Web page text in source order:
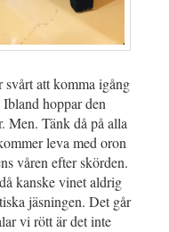
att komma igång
hoppar den
Men. Tänk då på alla
leva med oron
våren efter skörden.
kanske vinet aldrig
jäsningen. Det går
vi rött är det inte